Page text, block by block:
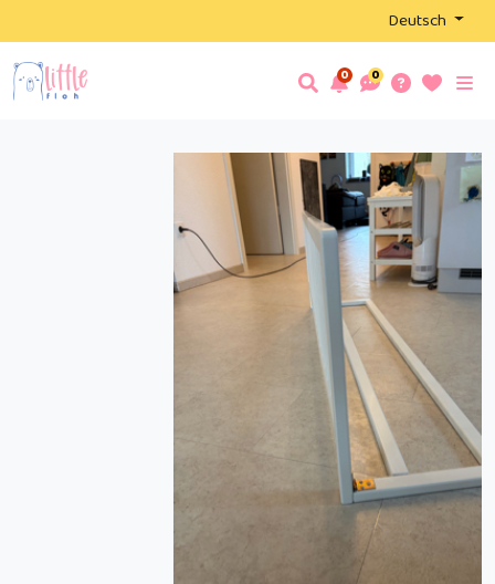
Deutsch
0 0